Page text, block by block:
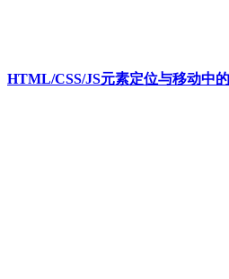
HTML/CSS/JS元素定位与移动中